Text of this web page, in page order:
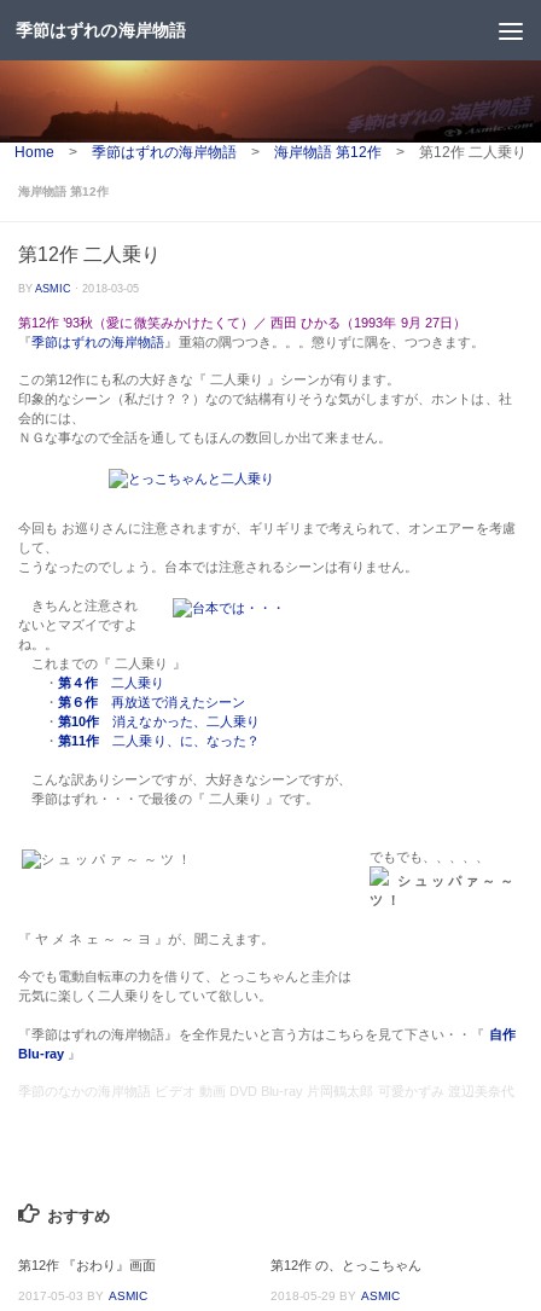
コンテンツへスキップ
季節はずれの海岸物語
Home > 季節はずれの海岸物語 > 海岸物語 第12作 > 第12作 二人乗り
海岸物語 第12作
第12作 二人乗り
BYASMIC ·2018-03-05
第12作 ’93秋（愛に微笑みかけたくて）／ 西田 ひかる（1993年 9月 27日）
『季節はずれの海岸物語 』重箱の隅つつき。。。懲りずに隅を、つつきます。
この第12作にも私の大好きな『 二人乗り 』シーンが有ります。
印象的なシーン（私だけ？？）なので結構有りそうな気がしますが、ホントは、社
会的には、
ＮＧな事なので全話を通してもほんの数回しか出て来ません。
今回も お巡りさんに注意されますが、ギリギリまで考えられて、オンエアーを考慮
して、
こうなったのでしょう。台本では注意されるシーンは有りません。
きちんと注意され
ないとマズイですよ
ね。。
これまでの『 二人乗り 』
・第４作 二人乗り
・第６作 再放送で消えたシーン
・第10作 消えなかった、二人乗り
・第11作 二人乗り、に、なった？
こんな訳ありシーンですが、大好きなシーンですが、
季節はずれ・・・で最後の『 二人乗り 』です。
でもでも、、、、、
シ ュ ッ パ ァ ～ ～
ツ ！
『 ヤ メ ネ ェ ～ ～ ヨ 』が、聞こえます。
今でも電動自転車の力を借りて、とっこちゃんと圭介は
元気に楽しく二人乗りをしていて欲しい。
『季節はずれの海岸物語』を全作見たいと言う方はこちらを見て下さい・・『 自作
Blu-ray 』
季節のなかの海岸物語 ビデオ 動画 DVD Blu-ray 片岡鶴太郎 可愛かずみ 渡辺美奈代
おすすめ
第12作 『おわり』画面
2017-05-03 BY ASMIC
第12作 の、とっこちゃん
2018-05-29 BY ASMIC